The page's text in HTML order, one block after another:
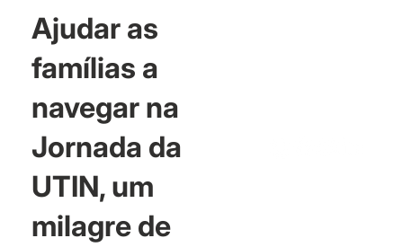
Ajudar as
famílias a
navegar na
Jornada da
UTIN, um
milagre de